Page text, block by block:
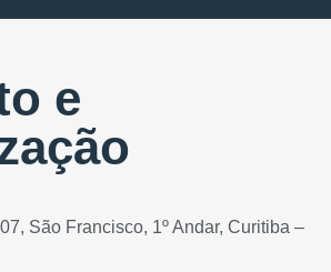
e
São Francisco, 1º Andar, Curitiba –